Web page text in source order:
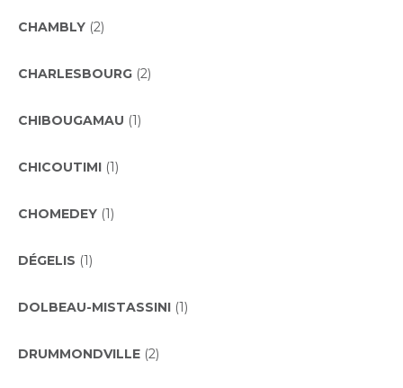
CHAMBLY (2)
CHARLESBOURG (2)
CHIBOUGAMAU (1)
CHICOUTIMI (1)
CHOMEDEY (1)
DÉGELIS (1)
DOLBEAU-MISTASSINI (1)
DRUMMONDVILLE (2)